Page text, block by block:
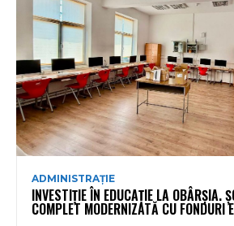
ADMINISTRAȚIE
INVESTIȚIE ÎN EDUCAȚIE LA OBÂRȘIA.
COMPLET MODERNIZATĂ CU FONDURI